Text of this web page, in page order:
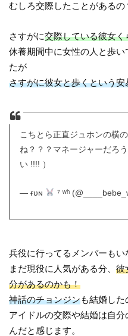
むしろ交際したことがある
さすがに交際している彼女
休養期間中に女性の人と歩
たが
さすがに彼女と歩くという
こちとら正直ジュホンの横
ね？？？マネージャーだろ
い !!!! ）
— ғᴜɴ ⁷ ʷʰ
兵役に行ってるメンバーもい
まだ現役に人気がある分、彼
分があるのかも！
神話のチョンジンも結婚した
アイドルの交際や結婚は自
んだと感じます。